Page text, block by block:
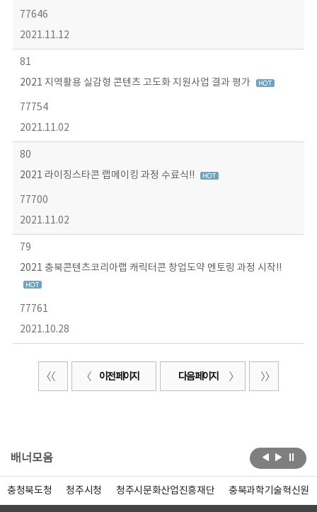
77646
2021.11.12
81
2021 지역활용 실감형 콘텐츠 고도화 지원사업 결과 평가
77754
2021.11.02
80
2021 라이징스타콘 랩메이킹 과정 수료식!!
77700
2021.11.02
79
2021 충북콘텐츠코리아랩 캐릭터콘 창업도약 멘토링 과정 시작!!
77761
2021.10.28
이전 페이지 다음 페이지
배너모음
충청북도청 청주시청 청주시문화산업진흥재단 충북과학기술혁신원